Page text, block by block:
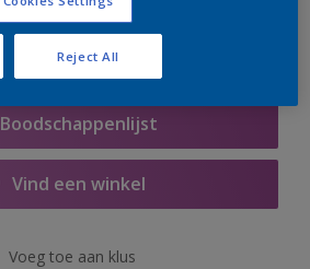
Boodschappenlijst
Vind een winkel
Voeg toe aan klus
Reject All